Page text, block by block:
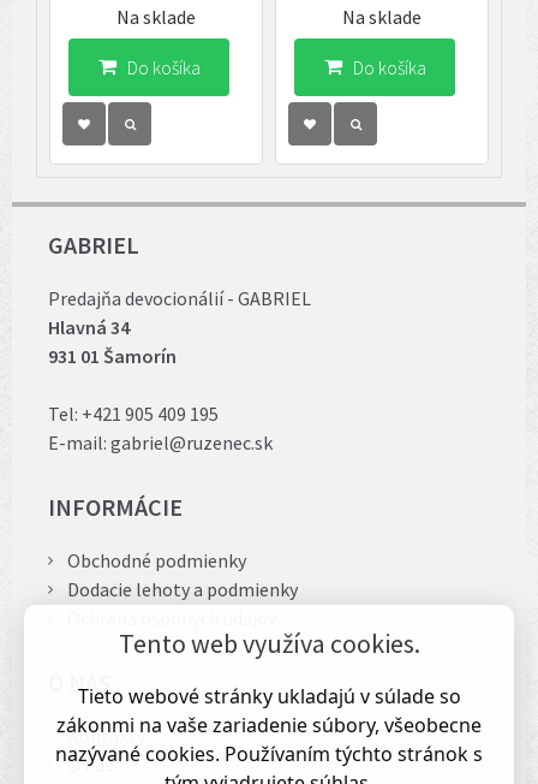
Do košíka
Na sklade
Do košíka
Na sklade
GABRIEL
Predajňa devocionálií - GABRIEL
Hlavná 34
931 01 Šamorín
Tel: +421 905 409 195
E-mail: gabriel@ruzenec.sk
INFORMÁCIE
Obchodné podmienky
Dodacie lehoty a podmienky
O NÁS
Kontakty
O nás
Tento web využíva cookies.
Tieto webové stránky ukladajú v súlade so
zákonmi na vaše zariadenie súbory, všeobecne
nazývané cookies. Používaním týchto stránok s